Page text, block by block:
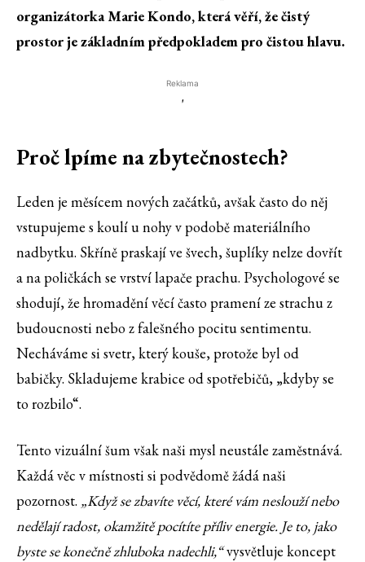
organizátorka Marie Kondo, která věří, že čistý
prostor je základním předpokladem pro čistou hlavu.
Reklama
'
Proč lpíme na zbytečnostech?
Leden je měsícem nových začátků, avšak často do něj
vstupujeme s koulí u nohy v podobě materiálního
nadbytku. Skříně praskají ve švech, šuplíky nelze dovřít
a na poličkách se vrství lapače prachu. Psychologové se
shodují, že hromadění věcí často pramení ze strachu z
budoucnosti nebo z falešného pocitu sentimentu.
Necháváme si svetr, který kouše, protože byl od
babičky. Skladujeme krabice od spotřebičů, „kdyby se
to rozbilo“.
Tento vizuální šum však naši mysl neustále zaměstnává.
Každá věc v místnosti si podvědomě žádá naši
pozornost. „Když se zbavíte věcí, které vám neslouží nebo
nedělají radost, okamžitě pocítíte příliv energie. Je to, jako
byste se konečně zhluboka nadechli,“vysvětluje koncept